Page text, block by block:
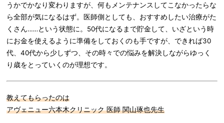
うかでかなり変わりますが、何もメンテナンスしてこなかったらな
ら全部が気になるはず。医師側としても、おすすめしたい治療がた
くさん‥‥‥という状態に。50代になるまで貯金して、いざという時
にお金を使えるように準備をしておくのも手ですが、できれば30
代、40代から少しずつ、その時々での悩みを解決しながらゆっく
り歳をとっていくのが理想です。
教えてもらったのは
アヴェニュー六本木クリニック 医師 関山琢也先生